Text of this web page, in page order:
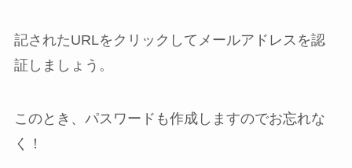
記されたURLをクリックしてメールアドレスを認
証しましょう。
このとき、パスワードも作成しますのでお忘れな
く！